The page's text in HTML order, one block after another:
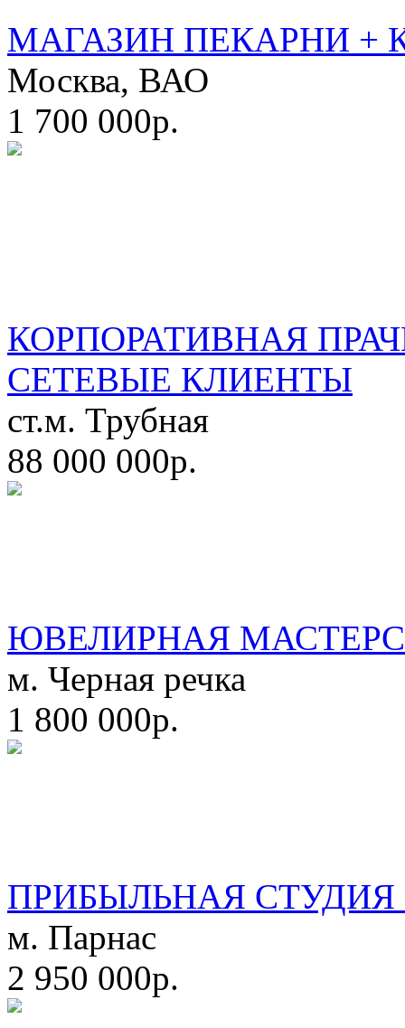
МАГАЗИН ПЕКАРНИ +
Москва, ВАО
1 700 000р.
КОРПОРАТИВНАЯ
СЕТЕВЫЕ КЛИЕНТЫ
ст.м. Трубная
88 000 000р.
ЮВЕЛИРНАЯ
м. Черная речка
1 800 000р.
ПРИБЫЛЬНАЯ СТУДИЯ
м. Парнас
2 950 000р.